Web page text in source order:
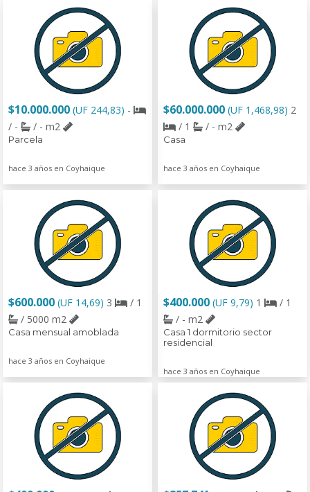
$10.000.000 (UF 244,83) -
/ -
/ - m2
Parcela
hace 3 años en Coyhaique
$60.000.000 (UF 1,468,98) 2
/ 1
/ - m2
Casa
hace 3 años en Coyhaique
$600.000 (UF 14,69) 3
/ 1
/ 5000 m2
Casa mensual amoblada
hace 3 años en Coyhaique
$400.000 (UF 9,79) 1
/ 1
/ - m2
Casa 1 dormitorio sector
residencial
hace 3 años en Coyhaique